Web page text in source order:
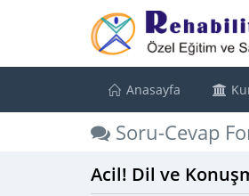
Anasayfa
Soru-Cevap
Acil! Dil ve